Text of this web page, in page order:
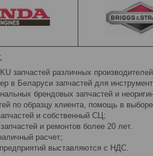
запчастей различных
в Беларуси запчастей для
брендовых запчастей и
по образцу клиента, помощь в
и собственный СЦ;
и ремонтов более 20 лет.
расчет;
выставляются с НДС.